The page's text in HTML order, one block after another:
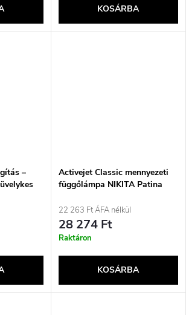
KOSÁRBA
–
Activejet Classic mennyezeti
függőlámpa NIKITA Patina
22 263 Ft ÁFA nélkül
28 274 Ft
Raktáron
KOSÁRBA